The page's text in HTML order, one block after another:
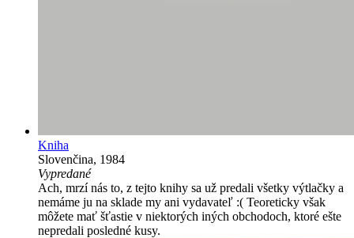
Kniha
Slovenčina, 1984
Vypredané
Ach, mrzí nás to, z tejto knihy sa už predali všetky výtlačky a
nemáme ju na sklade my ani vydavateľ :( Teoreticky však
môžete mať šťastie v niektorých iných obchodoch, ktoré ešte
nepredali posledné kusy.